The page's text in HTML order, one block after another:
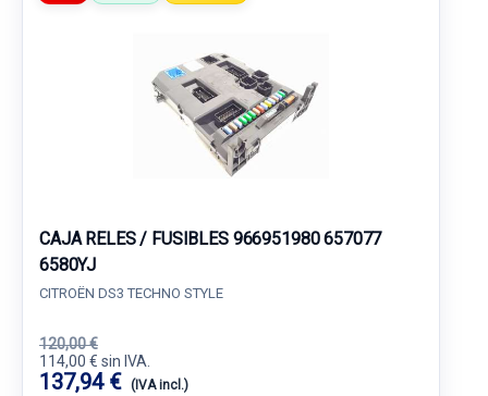
CAJA RELES / FUSIBLES 966951980 657077
6580YJ
CITROËN DS3 TECHNO STYLE
120,00 €
114,00 € sin IVA.
137,94 € (IVA incl.)